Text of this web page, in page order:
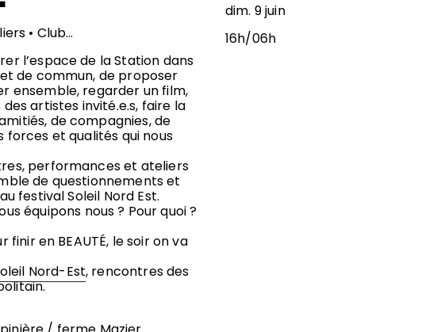
• Club…
l’espace de la Station dans
de commun, de proposer
ensemble, regarder un film,
artistes invité.e.s, faire la
de compagnies, de
forces et qualités qui nous
performances et ateliers
de questionnements et
festival Soleil Nord Est.
équipons nous ? Pour quoi ?
finir en BEAUTÉ, le soir on va
Nord-Est, rencontres des
dim. 9 juin
16h/06h